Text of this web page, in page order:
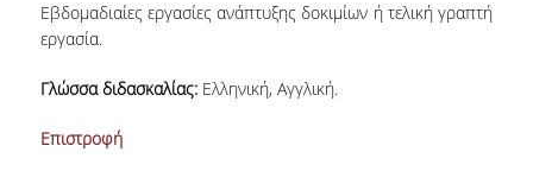
Εβδομαδιαίες εργασίες ανάπτυξης δοκιμίων ή τελική γραπτή
εργασία.
Γλώσσα διδασκαλίας: Ελληνική, Αγγλική.
Επιστροφή